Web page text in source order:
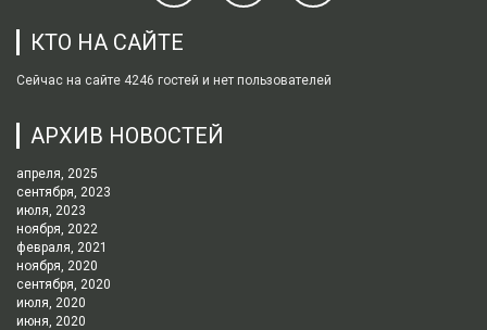
КТО НА САЙТЕ
Сейчас на сайте 4246 гостей и нет пользователей
АРХИВ НОВОСТЕЙ
апреля, 2025
сентября, 2023
июля, 2023
ноября, 2022
февраля, 2021
ноября, 2020
сентября, 2020
июля, 2020
июня, 2020